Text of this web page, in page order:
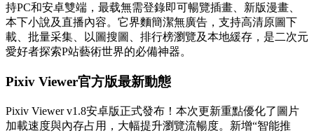
持PC和安卓雙端，最载無需登錄即可暢覽插畫、新版漫畫、
本下小說及直播內容。它界麵簡潔無廣告，支持高清原圖下
載、批量采集、以圖搜圖、排行榜瀏覽及本地緩存，是二次元
愛好者探索P站藝術世界的必備神器。
Pixiv Viewer官方版最新動態
Pixiv Viewer v1.8安卓版正式發布！本次更新重點優化了圖片
加載速度與內存占用，大幅提升瀏覽流暢度。新增“智能推